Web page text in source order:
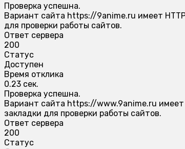
Проверка успешна.
Вариант сайта https://9anime.ru имеет
для проверки работы сайтов.
Ответ сервера
200
Статус
Доступен
Время отклика
0.23 сек.
Проверка успешна.
Вариант сайта https://www.9anime.ru имеет
закладки для проверки работы сайтов.
Ответ сервера
200
Статус